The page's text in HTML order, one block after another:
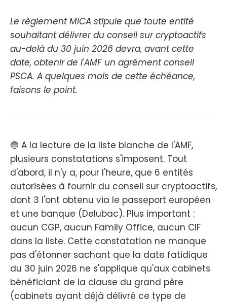
Le règlement MiCA stipule que toute entité
souhaitant délivrer du conseil sur cryptoactifs
au-delà du 30 juin 2026 devra, avant cette
date, obtenir de l'AMF un agrément conseil
PSCA. A quelques mois de cette échéance,
faisons le point.
🔵 A la lecture de la liste blanche de l'AMF,
plusieurs constatations s'imposent. Tout
d'abord, il n'y a, pour l'heure, que 6 entités
autorisées à fournir du conseil sur cryptoactifs,
dont 3 l'ont obtenu via le passeport européen
et une banque (Delubac). Plus important :
aucun CGP, aucun Family Office, aucun CIF
dans la liste. Cette constatation ne manque
pas d'étonner sachant que la date fatidique
du 30 juin 2026 ne s'applique qu'aux cabinets
bénéficiant de la clause du grand père
(cabinets ayant déjà délivré ce type de